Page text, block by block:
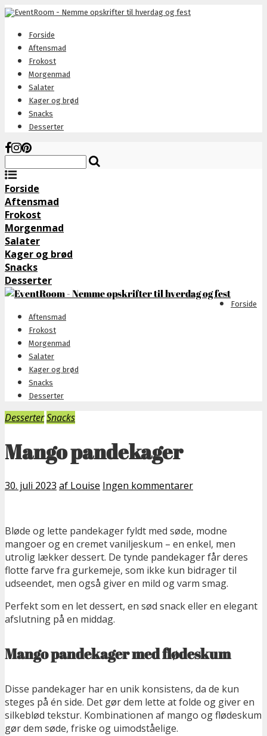
Forside
Aftensmad
Frokost
Morgenmad
Salater
Kager og brød
Snacks
Desserter
Forside
Aftensmad
Frokost
Morgenmad
Salater
Kager og brød
Snacks
Desserter
Forside
Aftensmad
Frokost
Morgenmad
Salater
Kager og brød
Snacks
Desserter
DesserterSnacks
Mango pandekager
30. juli 2023 af Louise Ingen kommentarer
Bløde og lette pandekager fyldt med søde, modne
mangoer og en cremet vaniljeskum – en enkel, men
utrolig lækker dessert. De tynde pandekager får deres
flotte farve fra gurkemeje, som ikke kun bidrager til
udseendet, men også giver en mild og varm smag.
Perfekt som en let dessert, en sød snack eller en elegant
afslutning på en middag.
Mango pandekager med flødeskum
Disse pandekager har en unik konsistens, da de kun
steges på én side. Det gør dem lette at folde og giver en
silkeblød tekstur. Kombinationen af mango og flødeskum
gør dem søde, friske og uimodståelige.